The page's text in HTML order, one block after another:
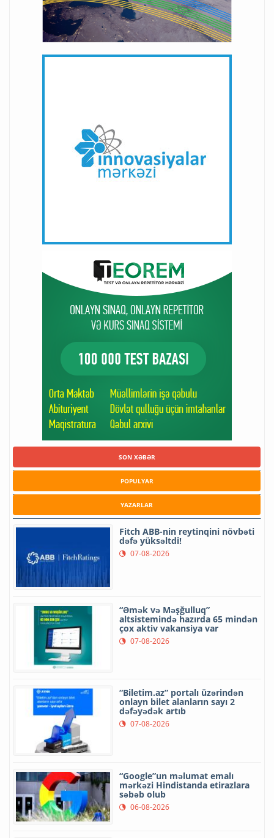
SON XƏBƏR
POPULYAR
YAZARLAR
Fitch ABB-nin reytinqini növbəti
dəfə yüksəltdi!
07-08-2026
“Əmək və Məşğulluq”
altsistemində hazırda 65 mindən
çox aktiv vakansiya var
07-08-2026
“Biletim.az” portalı üzərindən
onlayn bilet alanların sayı 2
dəfəyədək artıb
07-08-2026
“Google”un məlumat emalı
mərkəzi Hindistanda etirazlara
səbəb olub
06-08-2026